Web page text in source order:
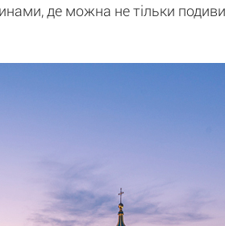
де можна не тільки